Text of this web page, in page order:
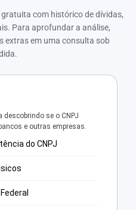
com histórico de dívidas,
Para aprofundar a análise,
extras em uma consulta sob
se o CNPJ
e outras empresas.
do CNPJ